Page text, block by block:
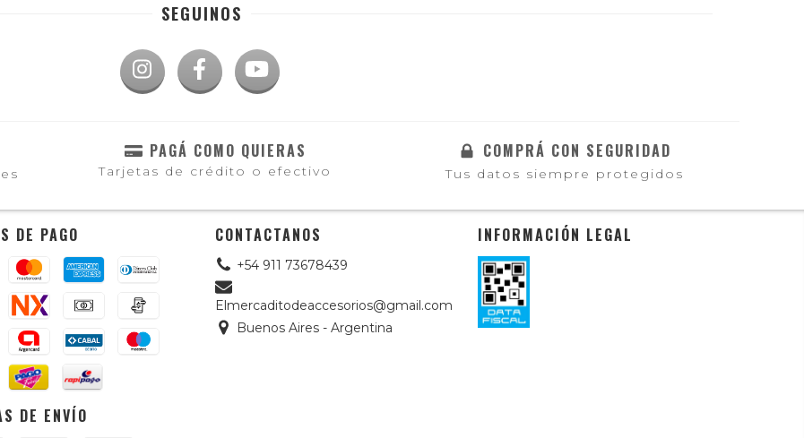
SEGUINOS
PAGÁ COMO QUIERAS
Tarjetas de crédito o efectivo
COMPRÁ CON SEGURIDAD
Tus datos siempre protegidos
DE PAGO
DE ENVÍO
CONTACTANOS
+54 911 73678439
Elmercaditodeaccesorios@gmail.com
Buenos Aires - Argentina
INFORMACIÓN LEGAL